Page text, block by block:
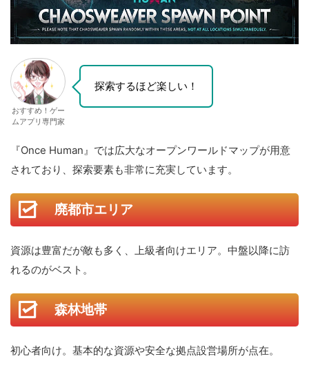
おすすめ！ゲー
ムアプリ専門家
探索するほど楽しい！
『Once Human』では広大なオープンワールドマップが用意
されており、探索要素も非常に充実しています。
廃都市エリア
資源は豊富だが敵も多く、上級者向けエリア。中盤以降に訪
れるのがベスト。
森林地帯
初心者向け。基本的な資源や安全な拠点設営場所が点在。